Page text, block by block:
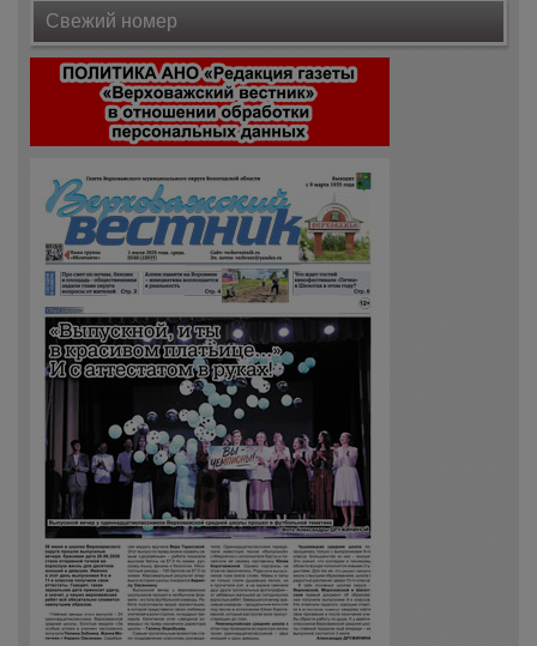
Свежий номер